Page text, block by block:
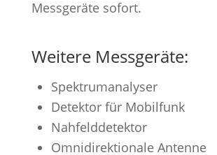
Messgeräte sofort.
Weitere Messgeräte:
Spektrumanalyser
Detektor für Mobilfunk
Nahfelddetektor
Omnidirektionale Antenne